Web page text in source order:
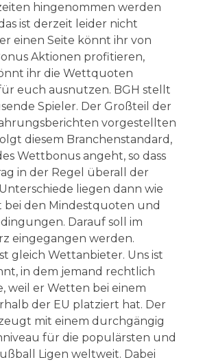
hingenommen werden
ist derzeit leider nicht
einen Seite könnt ihr von
Aktionen profitieren,
ihr die Wettquoten
euch ausnutzen. BGH stellt
Spieler. Der Großteil der
vorgestellten
diesem Branchenstandard,
Wettbonus angeht, so dass
in der Regel überall der
liegen dann wie
bei den Mindestquoten und
Darauf soll im
eingegangen werden.
gleich Wettanbieter. Uns ist
in dem jemand rechtlich
weil er Wetten bei einem
der EU platziert hat. Der
mit einem durchgängig
für die populärsten und
Ligen weltweit. Dabei